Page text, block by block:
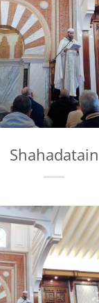
Shahadatain